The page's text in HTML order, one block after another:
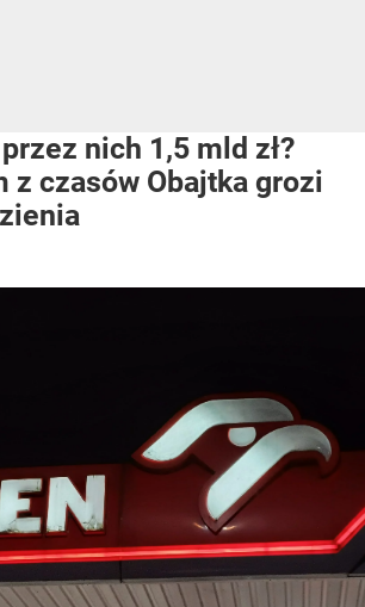
nich 1,5 mld zł?
z czasów Obajtka grozi